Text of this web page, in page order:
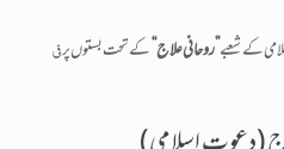
کے شعبے’’ روحانی علاج ‘‘کے تحت بستوں پرفی